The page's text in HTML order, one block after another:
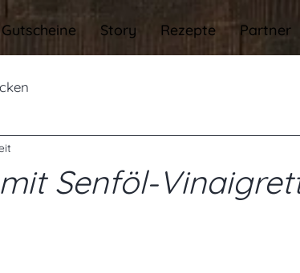
Gutscheine Story Rezepte Partner
Senföl-